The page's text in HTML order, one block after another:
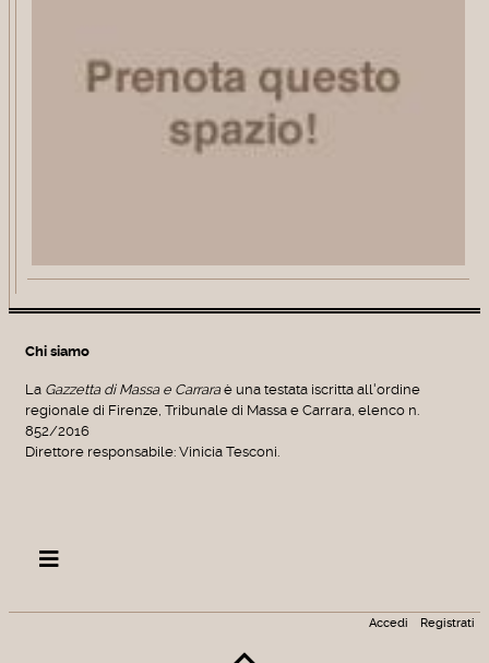
Chi siamo
La Gazzetta di Massa e Carraraè una testata iscritta all'ordine
regionale di Firenze, Tribunale di Massa e Carrara, elenco n.
852/2016
Direttore responsabile: Vinicia Tesconi.
Accedi Registrati